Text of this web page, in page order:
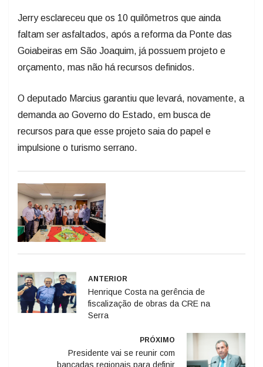
Jerry esclareceu que os 10 quilômetros que ainda
faltam ser asfaltados, após a reforma da Ponte das
Goiabeiras em São Joaquim, já possuem projeto e
orçamento, mas não há recursos definidos.
O deputado Marcius garantiu que levará, novamente, a
demanda ao Governo do Estado, em busca de
recursos para que esse projeto saia do papel e
impulsione o turismo serrano.
ANTERIOR
Henrique Costa na gerência de
fiscalização de obras da CRE na
Serra
PRÓXIMO
Presidente vai se reunir com
bancadas regionais para definir